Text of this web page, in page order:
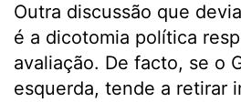
Outra discussão que
é a dicotomia política
avaliação. De facto, se o
esquerda, tende a retirar